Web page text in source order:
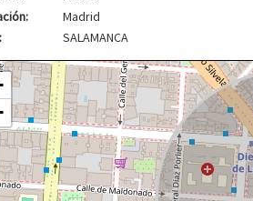
Madrid
SALAMANCA